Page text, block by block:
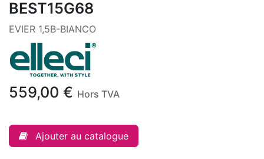
BEST15G68
EVIER 1,5B-BIANCO
559,00 € Hors TVA
Ajouter au catalogue